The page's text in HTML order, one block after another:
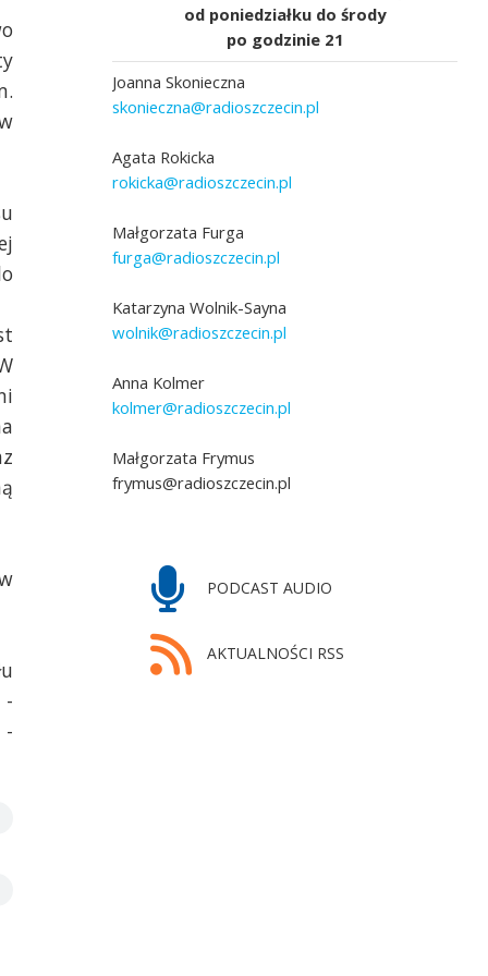
Szczecin] Fot. Marcin Kokolus [Radio Szczecin]
-
od poniedziałku do środy
po godzinie 21
Joanna Skonieczna
skonieczna@radioszczecin.pl
Agata Rokicka
rokicka@radioszczecin.pl
Małgorzata Furga
furga@radioszczecin.pl
Katarzyna Wolnik-Sayna
wolnik@radioszczecin.pl
Anna Kolmer
kolmer@radioszczecin.pl
Małgorzata Frymus
frymus@radioszczecin.pl
PODCAST AUDIO
AKTUALNOŚCI RSS